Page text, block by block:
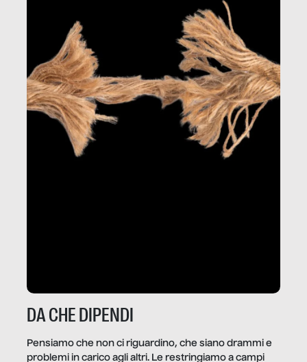
DA CHE DIPENDI
Pensiamo che non ci riguardino, che siano drammi e
problemi in carico agli altri. Le restringiamo a campi